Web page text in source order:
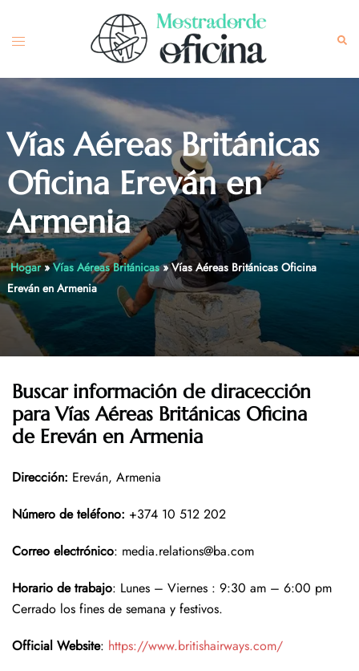
content
Toggle
Vías Aéreas Británicas
Oficina Ereván en
Armenia
Hogar»Vías Aéreas Británicas»Vías Aéreas Británicas Oficina
Ereván en Armenia
Buscar información de diracección
para Vías Aéreas Británicas Oficina
de Ereván en Armenia
Dirección: Ereván, Armenia
Número de teléfono: +374 10 512 202
Correo electrónico: media.relations@ba.com
Horario de trabajo: Lunes – Viernes : 9:30 am – 6:00 pm
Cerrado los fines de semana y festivos.
Official Website: https://www.britishairways.com/